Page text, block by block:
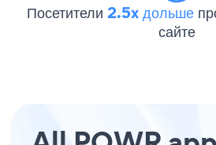
Посетители 2.5x дольше
сайте